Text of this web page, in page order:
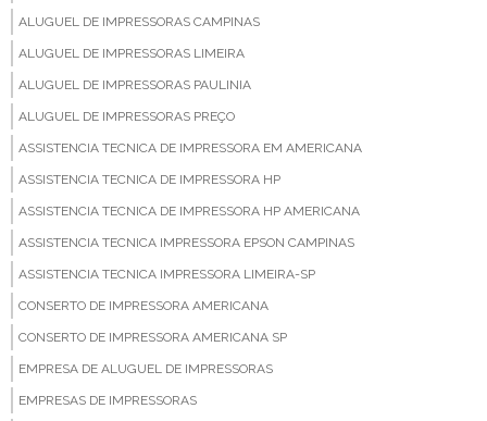
ALUGUEL DE IMPRESSORAS CAMPINAS
ALUGUEL DE IMPRESSORAS LIMEIRA
ALUGUEL DE IMPRESSORAS PAULINIA
ALUGUEL DE IMPRESSORAS PREÇO
ASSISTENCIA TECNICA DE IMPRESSORA EM AMERICANA
ASSISTENCIA TECNICA DE IMPRESSORA HP
ASSISTENCIA TECNICA DE IMPRESSORA HP AMERICANA
ASSISTENCIA TECNICA IMPRESSORA EPSON CAMPINAS
ASSISTENCIA TECNICA IMPRESSORA LIMEIRA-SP
CONSERTO DE IMPRESSORA AMERICANA
CONSERTO DE IMPRESSORA AMERICANA SP
EMPRESA DE ALUGUEL DE IMPRESSORAS
EMPRESAS DE IMPRESSORAS